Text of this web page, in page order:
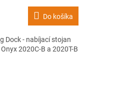
Do košíka
Dock - nabíjací stojan
2020C-B a 2020T-B